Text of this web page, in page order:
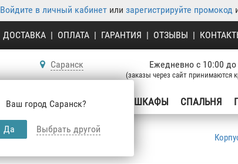
Войдите в личный кабинетили зарегистрируйте промокод
ДОСТАВКА | ОПЛАТА | ГАРАНТИЯ | ОТЗЫВЫ |
Саранск
Ваш город Саранск?
Да Выбрать другой
Ежедневно с 10:00 до
(заказы через сайт принимаются
КУХНЯ ГОСТИНЫЕ ШКАФЫ СПАЛЬНЯ